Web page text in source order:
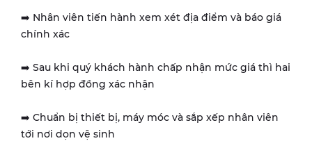
➡️ Nhân viên tiến hành xem xét địa điểm và báo giá
chính xác
➡️ Sau khi quý khách hành chấp nhận mức giá thì hai
bên kí hợp đồng xác nhận
➡️ Chuẩn bị thiết bị, máy móc và sắp xếp nhân viên
tới nơi dọn vệ sinh